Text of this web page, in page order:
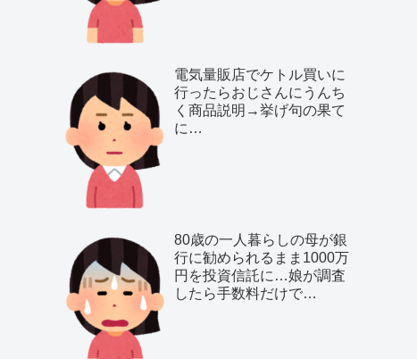
電気量販店でケトル買いに
行ったらおじさんにうんち
く商品説明→挙げ句の果て
に…
80歳の一人暮らしの母が銀
行に勧められるまま1000万
円を投資信託に…娘が調査
したら手数料だけで…